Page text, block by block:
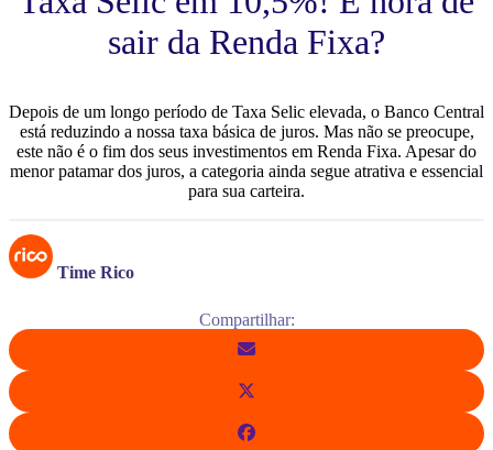
sair da Renda Fixa?
Depois de um longo período de Taxa Selic elevada, o Banco Central
está reduzindo a nossa taxa básica de juros. Mas não se preocupe,
este não é o fim dos seus investimentos em Renda Fixa. Apesar do
menor patamar dos juros, a categoria ainda segue atrativa e essencial
para sua carteira.
Time Rico
Compartilhar: